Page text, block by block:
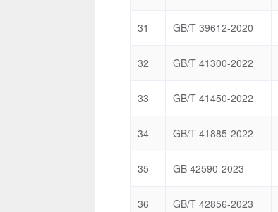
31 GB/T 39612-2020
32 GB/T 41300-2022
33 GB/T 41450-2022
34 GB/T 41885-2022
35 GB 42590-2023
36 GB/T 42856-2023